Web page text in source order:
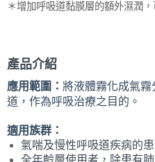
＊增加呼吸道黏膜層的額外濕潤，
產品介紹
應用範圍： 將液體霧化成氣
道，作為呼吸治療之目的。
適用族群：
氣喘及慢性呼吸道疾病的患